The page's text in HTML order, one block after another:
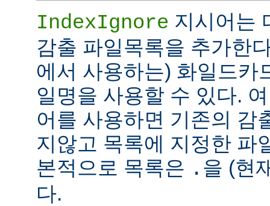
IndexIgnore 지시어는
감출 파일목록을 추가한
에서 사용하는) 화일드카
일명을 사용할 수 있다.
어를 사용하면 기존의 감
지않고 목록에 지정한 파
본적으로 목록은 . 을 (현
다.